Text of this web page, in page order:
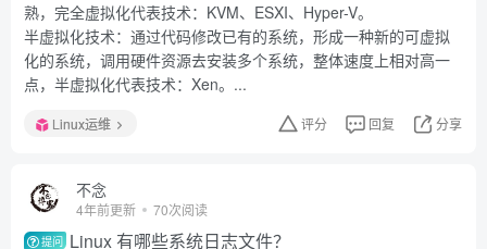
熟，完全虚拟化代表技术：KVM、ESXI、Hyper-V。
半虚拟化技术：通过代码修改已有的系统，形成一种新的可虚拟
化的系统，调用硬件资源去安装多个系统，整体速度上相对高一
点，半虚拟化代表技术：Xen。...
Linux运维 评分 回复 分享
不念
4年前更新 70次阅读
提问 Linux 有哪些系统日志文件？